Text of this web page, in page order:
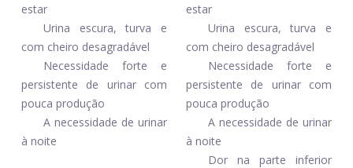
estar
Urina escura, turva e
com cheiro desagradável
Necessidade forte e
persistente de urinar com
pouca produção
A necessidade de urinar
à noite
estar
Urina escura, turva e
com cheiro desagradável
Necessidade forte e
persistente de urinar com
pouca produção
A necessidade de urinar
à noite
Dor na parte inferior